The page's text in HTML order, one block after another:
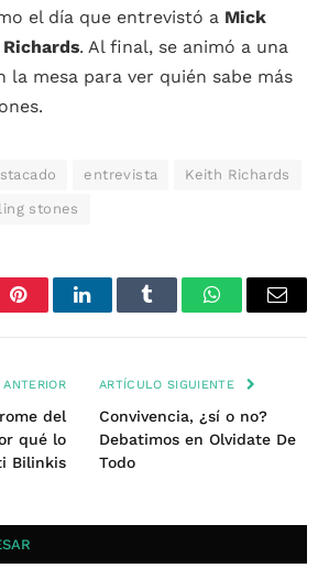
el día que entrevistó a Mick
. Al final, se animó a una
la mesa para ver quién sabe más
entrevista Keith Richards
stones
PinterestLinkedInTumblr WhatsAppEmail
del
qué lo
Bilinkis
ARTÍCULO SIGUIENTE
Convivencia, ¿sí o no?
Debatimos en Olvidate De
Todo